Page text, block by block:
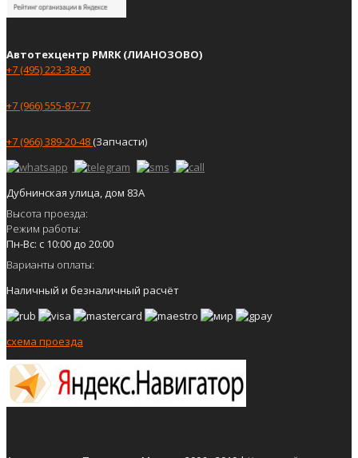
Автотехцентр PMRK (ЛИАНОЗОВО)
+7 (495) 223-38-90
+7 (966) 555-87-77
+7 (966) 389-20-48(Запчасти)
Дубнинская улица, дом 83А
Высота проезда:
Режим работы:
Пн-Вс: с 10:00 до 20:00
Варианты оплаты:
Наличный и безналичный расчёт
схема проезда